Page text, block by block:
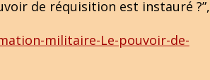
de réquisition est instauré ?”,
militaire-Le-pouvoir-de-